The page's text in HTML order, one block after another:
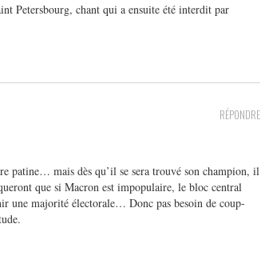
Petersbourg, chant qui a ensuite été interdit par
RÉPONDRE
patine… mais dès qu’il se sera trouvé son champion, il
que si Macron est impopulaire, le bloc central
une majorité électorale… Donc pas besoin de coup-